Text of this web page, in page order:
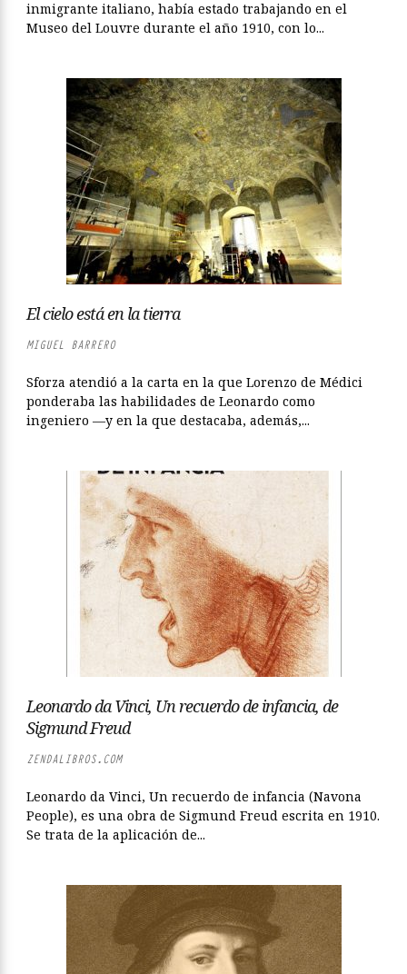
inmigrante italiano, había estado trabajando en el
Museo del Louvre durante el año 1910, con lo...
El cielo está en la tierra
MIGUEL BARRERO
Sforza atendió a la carta en la que Lorenzo de Médici
ponderaba las habilidades de Leonardo como
ingeniero —y en la que destacaba, además,...
Leonardo da Vinci, Un recuerdo de infancia, de
Sigmund Freud
ZENDALIBROS.COM
Leonardo da Vinci, Un recuerdo de infancia (Navona
People), es una obra de Sigmund Freud escrita en 1910.
Se trata de la aplicación de...